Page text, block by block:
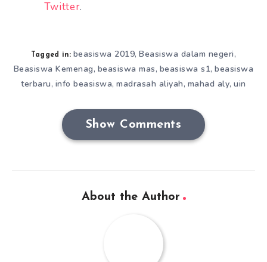
Twitter.
Tagged in: beasiswa 2019,Beasiswa dalam negeri,
Beasiswa Kemenag, beasiswa mas, beasiswa s1,beasiswa
terbaru, info beasiswa,madrasah aliyah, mahad aly,uin
Show Comments
About the Author